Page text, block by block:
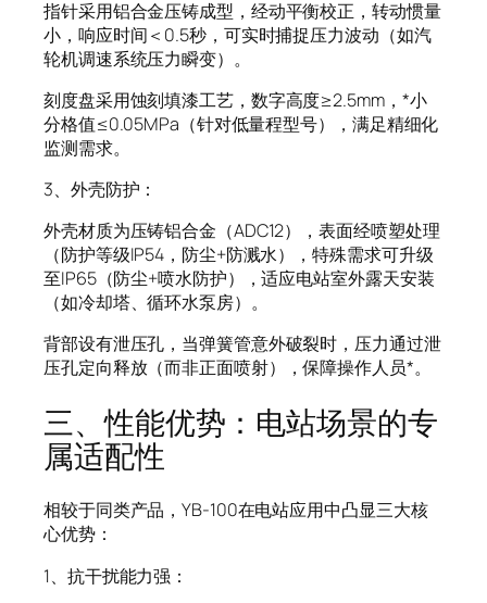
指针采用铝合金压铸成型，经动平衡校正，转动惯量
小，响应时间＜0.5秒，可实时捕捉压力波动（如汽
轮机调速系统压力瞬变）。
刻度盘采用蚀刻填漆工艺，数字高度≥2.5mm，*小
分格值≤0.05MPa（针对低量程型号），满足精细化
监测需求。
3、外壳防护：
外壳材质为压铸铝合金（ADC12），表面经喷塑处理
（防护等级IP54，防尘+防溅水），特殊需求可升级
至IP65（防尘+喷水防护），适应电站室外露天安装
（如冷却塔、循环水泵房）。
背部设有泄压孔，当弹簧管意外破裂时，压力通过泄
压孔定向释放（而非正面喷射），保障操作人员*。
三、性能优势：电站场景的专
属适配性
相较于同类产品，YB-100在电站应用中凸显三大核
心优势：
1、抗干扰能力强：